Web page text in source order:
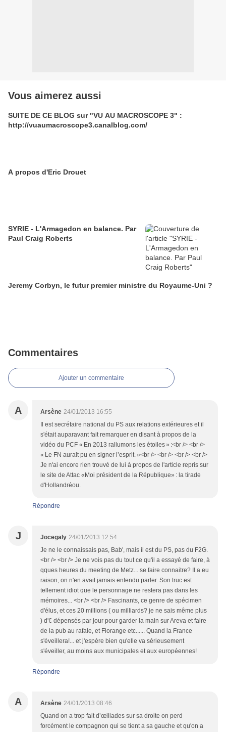
Vous aimerez aussi
SUITE DE CE BLOG sur "VU AU MACROSCOPE 3" :
http://vuaumacroscope3.canalblog.com/
A propos d'Eric Drouet
SYRIE - L'Armagedon en balance. Par
Paul Craig Roberts
Jeremy Corbyn, le futur premier ministre du Royaume-Uni ?
Commentaires
Ajouter un commentaire
A Arsène 24/01/2013 16:55
Il est secrétaire national du PS aux relations extérieures et il
s'était auparavant fait remarquer en disant à propos de la
vidéo du PCF « En 2013 rallumons les étoiles » :<br /> <br />
« Le FN aurait pu en signer l’esprit. »<br /> <br /> <br /> <br />
Je n'ai encore rien trouvé de lui à propos de l'article repris sur
le site de Attac «Moi président de la République» : la tirade
d'Hollandréou.
Répondre
J Jocegaly 24/01/2013 12:54
Je ne le connaissais pas, Bab', mais il est du PS, pas du F2G.
<br /> <br /> Je ne vois pas du tout ce qu'il a essayé de faire, à
qques heures du meeting de Metz... se faire connaitre? Il a eu
raison, on n'en avait jamais entendu parler. Son truc est
tellement idiot que le personnage ne restera pas dans les
mémoires... <br /> <br /> Fascinants, ce genre de spécimen
d'élus, et ces 20 millions ( ou milliards? je ne sais même plus
) d'€ dépensés par jour pour garder la main sur Areva et faire
de la pub au rafale, et Florange etc...... Quand la France
s'éveillera!... et j'espère bien qu'elle va sérieusement
s'éveiller, au moins aux municipales et aux européennes!
Répondre
A Arsène 24/01/2013 08:46
Quand on a trop fait d’œillades sur sa droite on perd
forcément le compagnon qui se tient a sa gauche et qu'on a